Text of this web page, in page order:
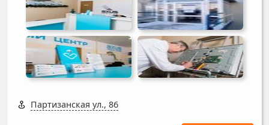
Партизанская ул., 86